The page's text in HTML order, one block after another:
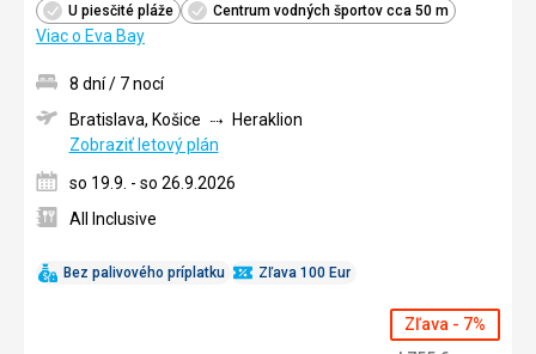
U piesčité pláže Centrum vodných športov cca 50 m
Viac o Eva Bay
Bez palivového príplatku Zľava 100 Eur
8 dní / 7 nocí
Bratislava, Košice
Heraklion
Zobraziť letový plán
so 19.9. - so 26.9.2026
All Inclusive
Zľava - 7%